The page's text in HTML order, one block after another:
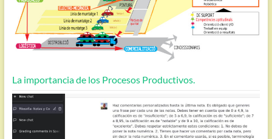
La importancia de los Procesos Productivos.